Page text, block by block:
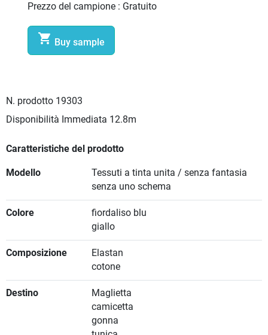
Prezzo del campione : Gratuito
 Buy sample
N. prodotto 19303
Disponibilità Immediata 12.8m
Caratteristiche del prodotto
Modello
Tessuti a tinta unita / senza fantasia
senza uno schema
Colore
fiordaliso blu
giallo
Composizione
Elastan
cotone
Destino
Maglietta
camicetta
gonna